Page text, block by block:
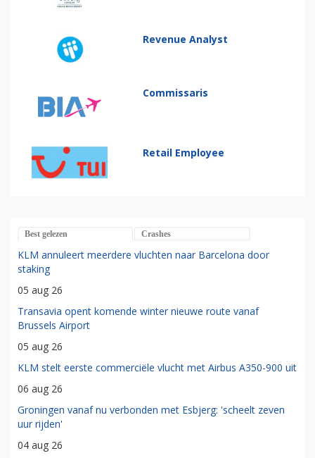
Revenue Analyst
Commissaris
Retail Employee
Best gelezen Crashes
KLM annuleert meerdere vluchten naar Barcelona door
staking
05 aug 26
Transavia opent komende winter nieuwe route vanaf
Brussels Airport
05 aug 26
KLM stelt eerste commerciële vlucht met Airbus A350-900 uit
06 aug 26
Groningen vanaf nu verbonden met Esbjerg: 'scheelt zeven
uur rijden'
04 aug 26